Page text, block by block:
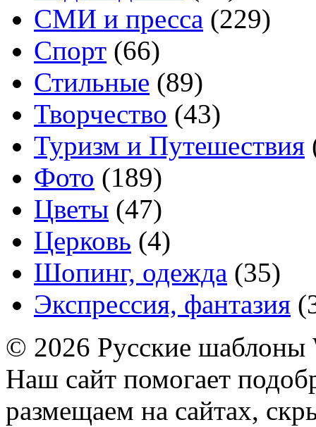
СМИ и пресса (229)
Спорт (66)
Стильные (89)
Творчество (43)
Туризм и Путешествия
Фото (189)
Цветы (47)
Церковь (4)
Шопинг, одежда (35)
Экспрессия, фантазия
© 2026 Русские шаблоны
Наш сайт помогает
размещаем на сайтах,